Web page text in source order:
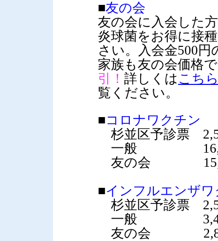
■友の会
友の会に入会した
炎球菌をお得に接
さい。入会金500
家族も友の会価格
引！ 詳しくは こち
覧ください。
■コロナワクチン
杉並区予診票
一般
友の会
■インフルエンザ
杉並区予診票
一般
友の会